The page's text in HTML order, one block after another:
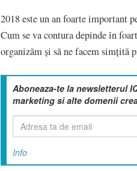
2018 este un an foarte important
Cum se va contura depinde în
organizăm și să ne facem simțită
Aboneaza-te la newsletterul
marketing si alte domenii
Info